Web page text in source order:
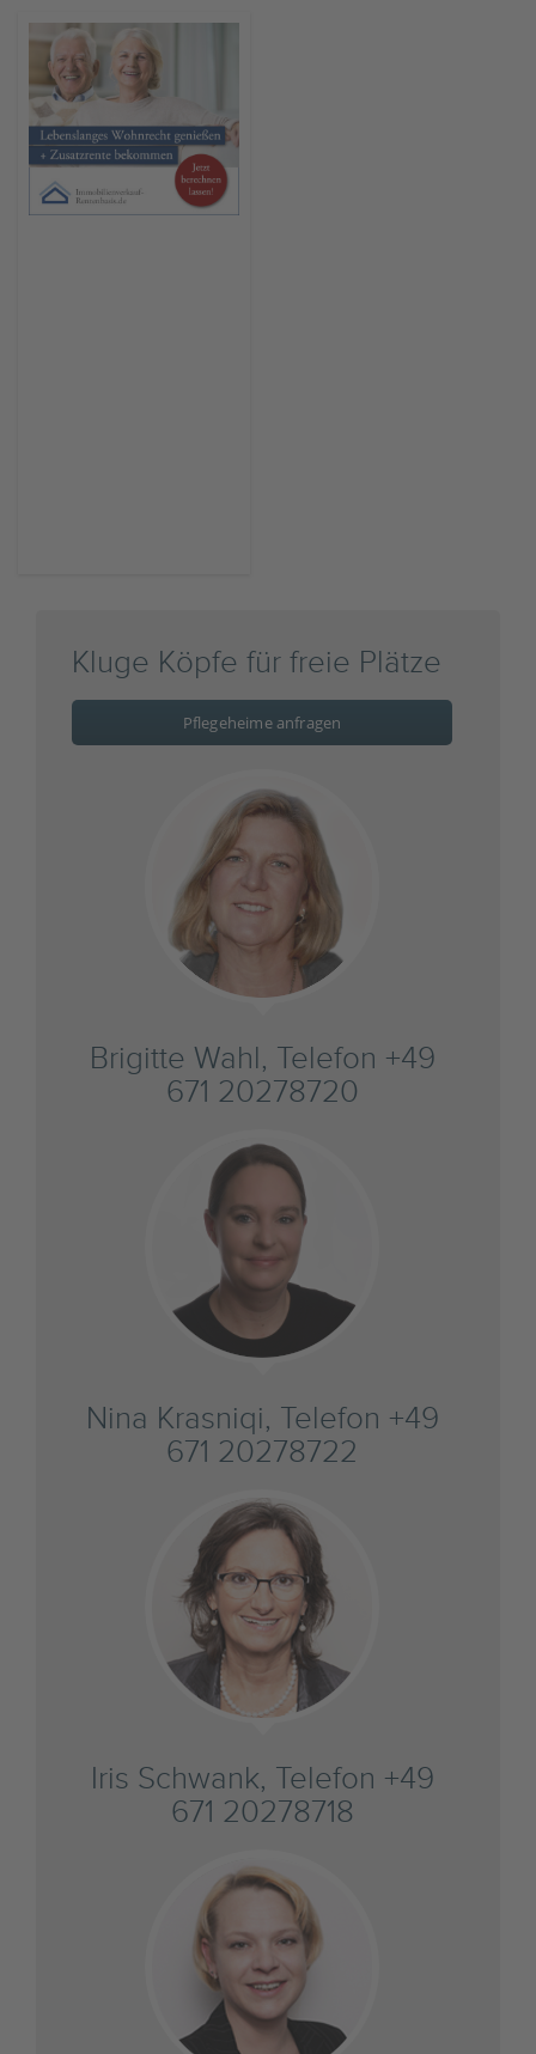
Kluge Köpfe für freie Plätze
Pflegeheime anfragen
Brigitte Wahl, Telefon +49
671 20278720
Nina Krasniqi, Telefon +49
671 20278722
Iris Schwank, Telefon +49
671 20278718